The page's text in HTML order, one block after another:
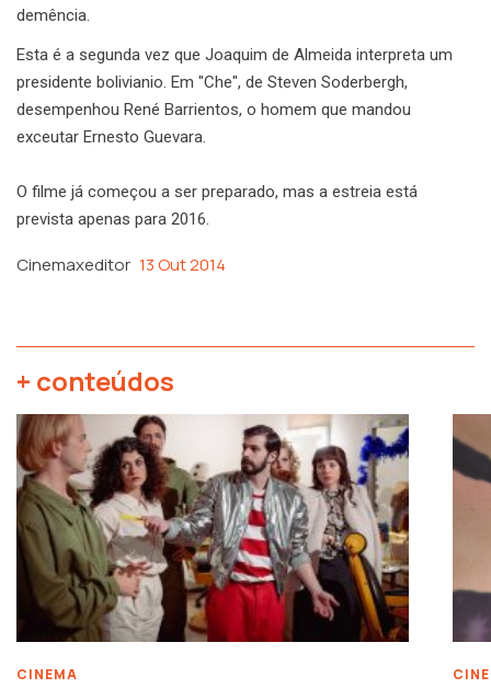
demência.
Esta é a segunda vez que Joaquim de Almeida interpreta um
presidente bolivianio. Em "Che", de Steven Soderbergh,
desempenhou René Barrientos, o homem que mandou
exceutar Ernesto Guevara.
O filme já começou a ser preparado, mas a estreia está
prevista apenas para 2016.
Cinemaxeditor 13 Out 2014
+ conteúdos
CINEMA